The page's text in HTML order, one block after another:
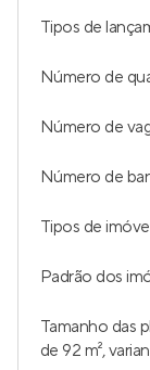
Tipos de
Número de
Número de
Número de
Tipos de
Padrão dos
Tamanho das
de 92 m²,